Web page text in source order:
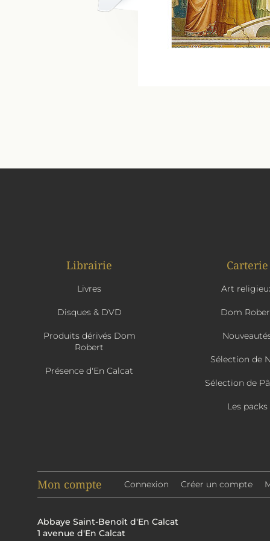
Librairie
Livres
Disques & DVD
Produits dérivés Dom
Robert
Présence d'En Calcat
Carterie
Art
Dom
Sélection de
Sélection de
Les packs
Mon compte Connexion Créer un compte
Abbaye Saint-Benoît d'En Calcat
1 avenue d'En Calcat